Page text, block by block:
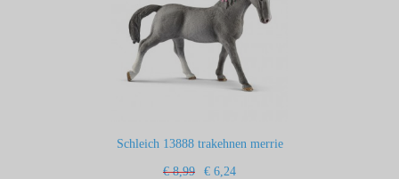
Schleich 13888 trakehnen merrie
€ 8,99 € 6,24